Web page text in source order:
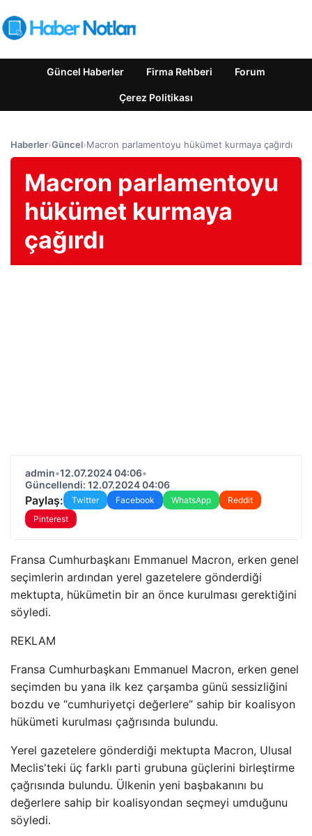
Güncel Haberler Firma Rehberi Forum
Çerez Politikası
Haberler›Güncel›Macron parlamentoyu hükümet kurmaya çağırdı
Macron parlamentoyu
hükümet kurmaya
çağırdı
admin•12.07.2024 04:06•
Güncellendi: 12.07.2024 04:06
Paylaş: Twitter Facebook WhatsApp
Reddit
Pinterest
Fransa Cumhurbaşkanı Emmanuel Macron, erken genel
seçimlerin ardından yerel gazetelere gönderdiği
mektupta, hükümetin bir an önce kurulması gerektiğini
söyledi.
REKLAM
Fransa Cumhurbaşkanı Emmanuel Macron, erken genel
seçimden bu yana ilk kez çarşamba günü sessizliğini
bozdu ve “cumhuriyetçi değerlere” sahip bir koalisyon
hükümeti kurulması çağrısında bulundu.
Yerel gazetelere gönderdiği mektupta Macron, Ulusal
Meclis'teki üç farklı parti grubuna güçlerini birleştirme
çağrısında bulundu. Ülkenin yeni başbakanını bu
değerlere sahip bir koalisyondan seçmeyi umduğunu
söyledi.